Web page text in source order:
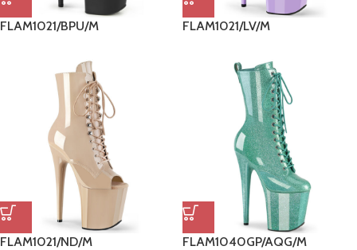
FLAM1021/BPU/M FLAM1021/LV/M
FLAM1021/ND/M FLAM1040GP/AQG/M